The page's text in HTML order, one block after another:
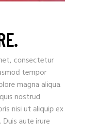
consectetur
tempor
magna aliqua.
nostrud
nisi ut aliquip ex
aute irure